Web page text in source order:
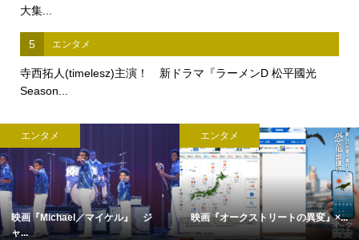
大集...
5 エンタメ
寺西拓人(timelesz)主演！ 新ドラマ『ラーメンD 松平國光
Season...
ンタメ
『Michael／マイケル』 ジ
エンタメ
映画『オークストリートの異変』×... 完